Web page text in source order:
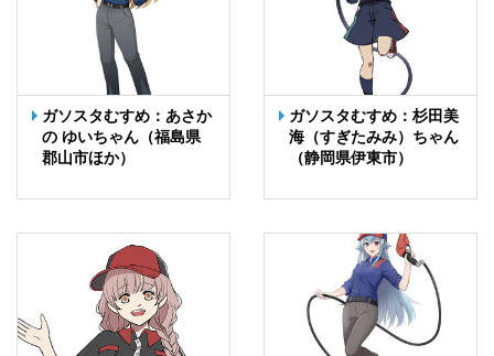
ガソスタむすめ：あさか
の ゆいちゃん（福島県
郡山市ほか）
ガソスタむすめ：杉田美
海（すぎたみみ）ちゃん
（静岡県伊東市）